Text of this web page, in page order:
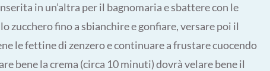
in un’altra per il bagnomaria e sbattere con le
zucchero fino a sbianchire e gonfiare, versare poi il
le fettine di zenzero e continuare a frustare cuocendo
bene la crema (circa 10 minuti) dovrà velare bene il